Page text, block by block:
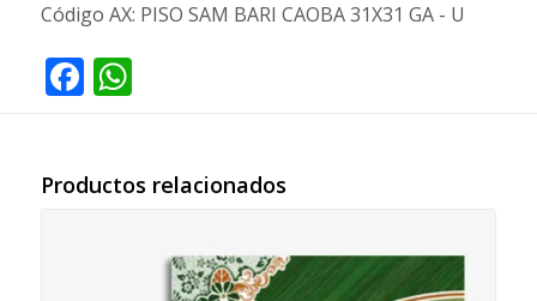
Código AX: PISO SAM BARI CAOBA 31X31 GA - U
Facebook
WhatsApp
Productos relacionados